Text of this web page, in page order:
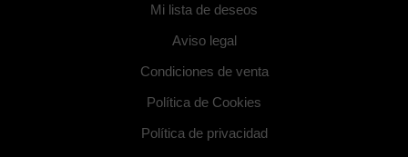
Mi lista de deseos
Aviso legal
Condiciones de venta
Política de Cookies
Política de privacidad